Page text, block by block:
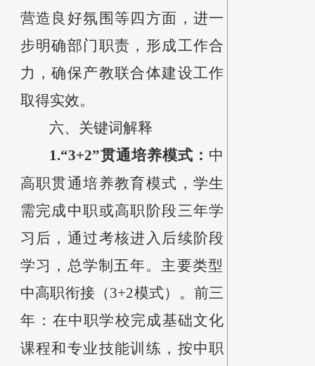
营造良好氛围等四方面，进一
步明确部门职责，形成工作合
力，确保产教联合体建设工作
取得实效。
六、关键词解释
1.“3+2”贯通培养模式 ： 中
高职贯通培养教育模式，学生
需完成中职或高职阶段三年学
习后，通过考核进入后续阶段
学习，总学制五年。主要类型‌
中高职衔接（3+2模式）。‌‌前三
年‌：在中职学校完成基础文化
课程和专业技能训练，按中职